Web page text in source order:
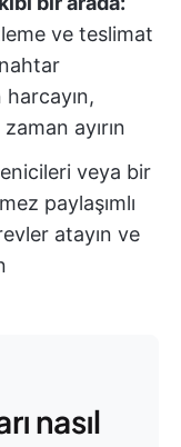
ve teslimat
ayırın
veya bir
paylaşımlı
atayın ve
nasıl